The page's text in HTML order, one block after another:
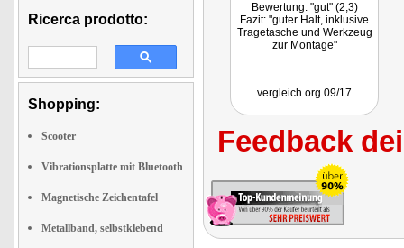
Ricerca prodotto:
Shopping:
Scooter
Vibrationsplatte mit Bluetooth
Magnetische Zeichentafel
Metallband, selbstklebend
Bewertung: "gut" (2,3)
Fazit: "guter Halt, inklusive
Tragetasche und Werkzeug
zur Montage"
vergleich.org 09/17
Feedback